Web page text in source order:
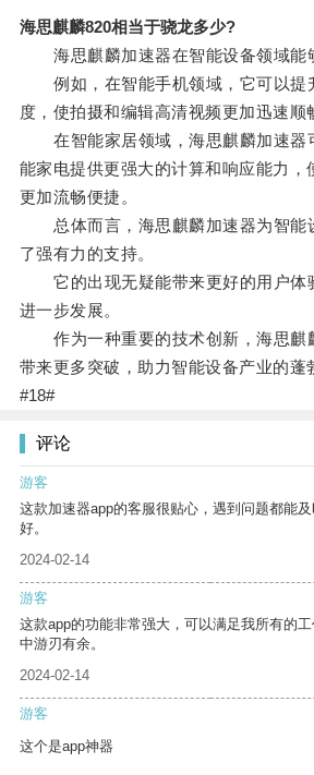
海思麒麟820相当于骁龙多少?
海思麒麟加速器在智能设备领域能
例如，在智能手机领域，它可以提
度，使拍摄和编辑高清视频更加迅速顺
在智能家居领域，海思麒麟加速器
能家电提供更强大的计算和响应能力，
更加流畅便捷。
总体而言，海思麒麟加速器为智能
了强有力的支持。
它的出现无疑能带来更好的用户体
进一步发展。
作为一种重要的技术创新，海思麒
带来更多突破，助力智能设备产业的蓬
#18#
评论
游客
这款加速器app的客服很贴心，遇到问题都能
好。
2024-02-14
游客
这款app的功能非常强大，可以满足我所有的
中游刃有余。
2024-02-14
游客
这个是app神器